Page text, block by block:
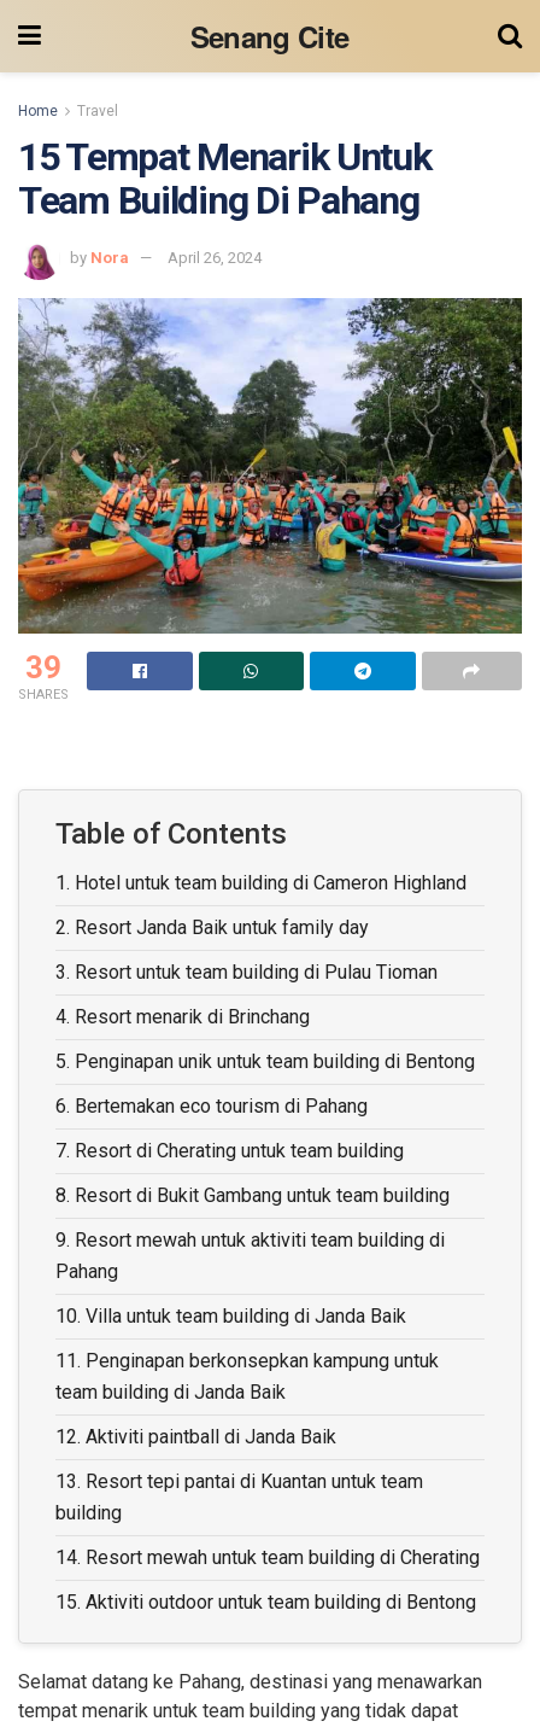
Senang Cite
Home Travel
15 Tempat Menarik Untuk
Team Building Di Pahang
by Nora April 26, 2024
39
SHARES
Table of Contents
1. Hotel untuk team building di Cameron Highland
2. Resort Janda Baik untuk family day
3. Resort untuk team building di Pulau Tioman
4. Resort menarik di Brinchang
5. Penginapan unik untuk team building di Bentong
6. Bertemakan eco tourism di Pahang
7. Resort di Cherating untuk team building
8. Resort di Bukit Gambang untuk team building
9. Resort mewah untuk aktiviti team building di
Pahang
10. Villa untuk team building di Janda Baik
11. Penginapan berkonsepkan kampung untuk
team building di Janda Baik
12. Aktiviti paintball di Janda Baik
13. Resort tepi pantai di Kuantan untuk team
building
14. Resort mewah untuk team building di Cherating
15. Aktiviti outdoor untuk team building di Bentong
Selamat datang ke Pahang, destinasi yang menawarkan
tempat menarik untuk team building yang tidak dapat